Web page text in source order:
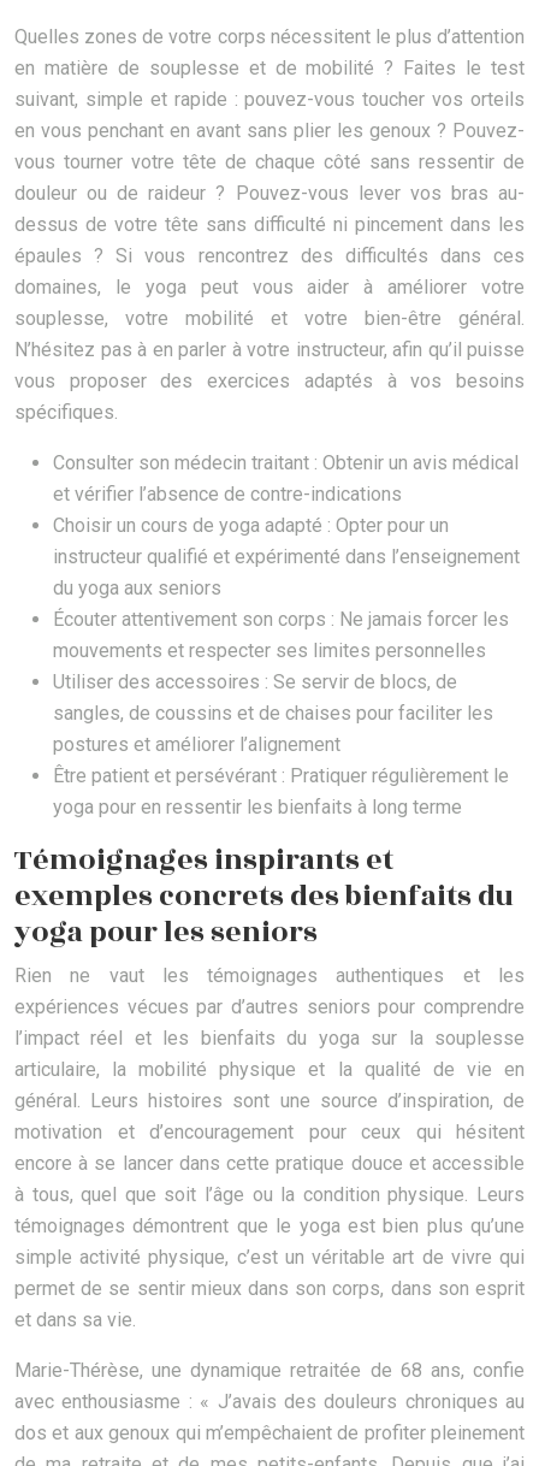
Quelles zones de votre corps nécessitent le plus d’attention
en matière de souplesse et de mobilité ? Faites le test
suivant, simple et rapide : pouvez-vous toucher vos orteils
en vous penchant en avant sans plier les genoux ? Pouvez-
vous tourner votre tête de chaque côté sans ressentir de
douleur ou de raideur ? Pouvez-vous lever vos bras au-
dessus de votre tête sans difficulté ni pincement dans les
épaules ? Si vous rencontrez des difficultés dans ces
domaines, le yoga peut vous aider à améliorer votre
souplesse, votre mobilité et votre bien-être général.
N’hésitez pas à en parler à votre instructeur, afin qu’il puisse
vous proposer des exercices adaptés à vos besoins
spécifiques.
Consulter son médecin traitant : Obtenir un avis médical
et vérifier l’absence de contre-indications
Choisir un cours de yoga adapté : Opter pour un
instructeur qualifié et expérimenté dans l’enseignement
du yoga aux seniors
Écouter attentivement son corps : Ne jamais forcer les
mouvements et respecter ses limites personnelles
Utiliser des accessoires : Se servir de blocs, de
sangles, de coussins et de chaises pour faciliter les
postures et améliorer l’alignement
Être patient et persévérant : Pratiquer régulièrement le
yoga pour en ressentir les bienfaits à long terme
Témoignages inspirants et
exemples concrets des bienfaits du
yoga pour les seniors
Rien ne vaut les témoignages authentiques et les
expériences vécues par d’autres seniors pour comprendre
l’impact réel et les bienfaits du yoga sur la souplesse
articulaire, la mobilité physique et la qualité de vie en
général. Leurs histoires sont une source d’inspiration, de
motivation et d’encouragement pour ceux qui hésitent
encore à se lancer dans cette pratique douce et accessible
à tous, quel que soit l’âge ou la condition physique. Leurs
témoignages démontrent que le yoga est bien plus qu’une
simple activité physique, c’est un véritable art de vivre qui
permet de se sentir mieux dans son corps, dans son esprit
et dans sa vie.
Marie-Thérèse, une dynamique retraitée de 68 ans, confie
avec enthousiasme : « J’avais des douleurs chroniques au
dos et aux genoux qui m’empêchaient de profiter pleinement